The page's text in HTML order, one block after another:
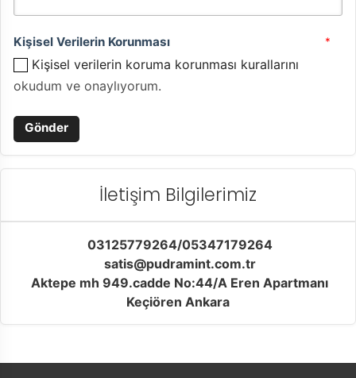
Kişisel Verilerin Korunması
Kişisel verilerin koruma korunması kurallarını
okudum ve onaylıyorum.
*
İletişim Bilgilerimiz
03125779264/05347179264
satis@pudramint.com.tr
Aktepe mh 949.cadde No:44/A Eren Apartmanı
Keçiören Ankara